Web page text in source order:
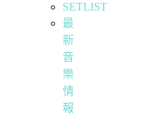
SETLIST
最
新
音
樂
情
報